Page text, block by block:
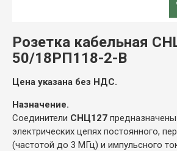
Розетка кабельная
50/18РП118-2-В
Цена указана без НДС.
Назначение.
Соединители СНЦ127
электрических цепях постоянного,
(частотой до 3 МГц) и импульсного